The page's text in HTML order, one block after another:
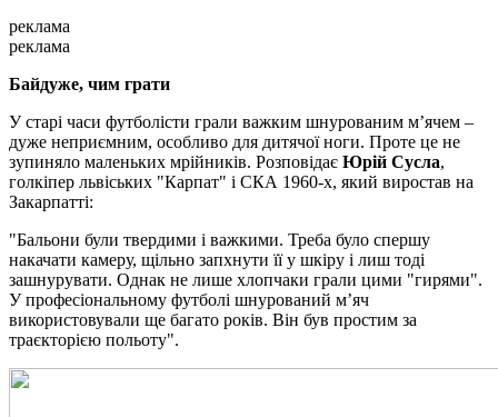
реклама
реклама
Байдуже, чим грати
У старі часи футболісти грали важким шнурованим м’ячем –
дуже неприємним, особливо для дитячої ноги. Проте це не
зупиняло маленьких мрійників. Розповідає Юрій Сусла,
голкіпер львіських "Карпат" і СКА 1960-х, який виростав на
Закарпатті:
"Бальони були твердими і важкими. Треба було спершу
накачати камеру, щільно запхнути її у шкіру і лиш тоді
зашнурувати. Однак не лише хлопчаки грали цими "гирями".
У професіональному футболі шнурований м’яч
використовували ще багато років. Він був простим за
траєкторією польоту".